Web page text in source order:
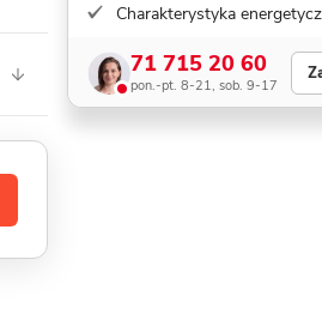
Charakterystyka
71 715 20 60
pon.-pt. 8-21, sob. 9-17